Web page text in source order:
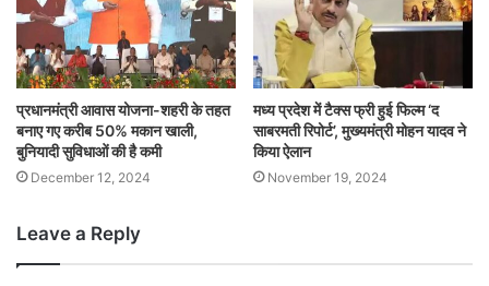
प्रधानमंत्री आवास योजना-शहरी के तहत
बनाए गए करीब 50% मकान खाली,
बुनियादी सुविधाओं की है कमी
December 12, 2024
मध्य प्रदेश में टैक्स फ्री हुई फिल्म ‘द
साबरमती रिपोर्ट’, मुख्यमंत्री मोहन यादव ने
किया ऐलान
November 19, 2024
Leave a Reply